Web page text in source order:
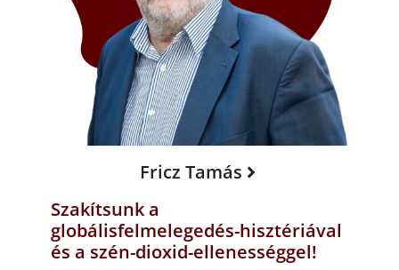
Fricz Tamás
Szakítsunk a
globálisfelmelegedés-hisztériával
és a szén-dioxid-ellenességgel!